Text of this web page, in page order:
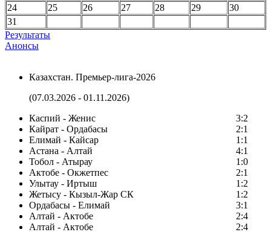
24
25 26 27 28 29
30
31
Результаты
Анонсы
Казахстан. Премьер-лига-2026
(07.03.2026 - 01.11.2026)
Каспий - Женис
3:2
Кайрат - Ордабасы
2:1
Елимай - Кайсар
1:1
Астана - Алтай
4:1
Тобол - Атырау
1:0
Актобе - Окжетпес
2:1
Улытау - Иртыш
1:2
Жетысу - Кызыл-Жар СК
1:2
Ордабасы - Елимай
3:1
Алтай - Актобе
2:4
Алтай - Актобе
2:4